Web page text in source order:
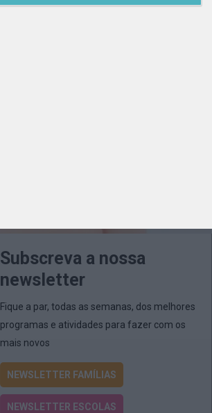
Subscreva a nossa
newsletter
Fique a par, todas as semanas, dos melhores
programas e atividades para fazer com os
mais novos
NEWSLETTER FAMÍLIAS
NEWSLETTER ESCOLAS